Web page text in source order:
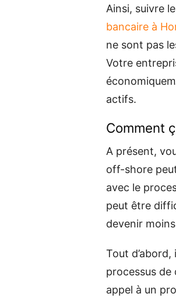
Ainsi, suivre
bancaire à
ne sont pas
Votre
actifs.
Comment
A présent,
off-shore
avec le
peut être
devenir
Tout
processus de
appel à un